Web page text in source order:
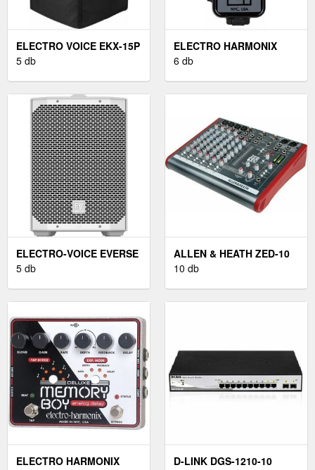
ELECTRO VOICE EKX-15P
5 db
ELECTRO HARMONIX
5MM
6 db
ELECTRO-VOICE EVERSE
8 WHITE
5 db
ALLEN & HEATH ZED-10
10 db
ELECTRO HARMONIX
D-LINK DGS-1210-10